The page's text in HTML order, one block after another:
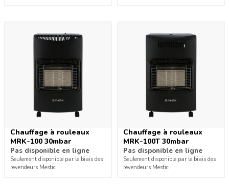
Chauffage à rouleaux
MRK-100 30mbar
Pas disponible en ligne
Seulement disponible par le biais des
revendeurs Mestic
Chauffage à rouleaux
MRK-100T 30mbar
Pas disponible en ligne
Seulement disponible par le biais des
revendeurs Mestic